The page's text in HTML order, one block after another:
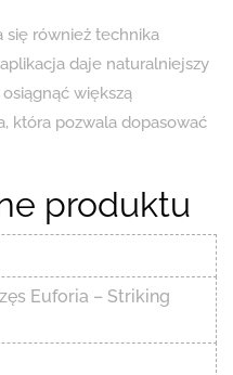
się również technika
daje naturalniejszy
większą
która pozwala dopasować
produktu
Euforia – Striking